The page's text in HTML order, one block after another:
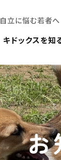
自立に悩む若者へ
キドックスを知
お